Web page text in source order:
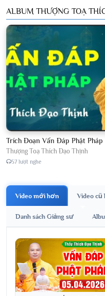
ALBUM THƯỢNG TOẠ
Thượng Toạ Thích Đạo Thịnh
57 lượt nghe
Video mới hơn Video cũ
Danh sách Giảng sư